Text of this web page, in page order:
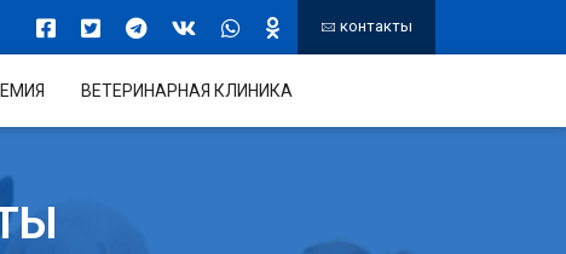
контакты
ВЕТЕРИНАРНАЯ КЛИНИКА